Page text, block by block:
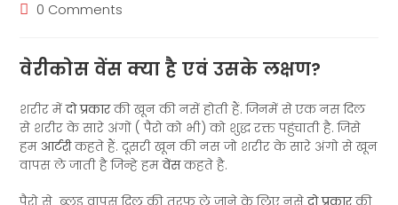
0 Comments
वेरीकोस वेंस क्या है एवं उसके लक्षण?
शरीर मेंदो प्रकारकी खून की नसें होती हैं. जिनमें से एक नस दिल
से शरीर के सारे अंगों ( पैरो को भी) को शुद्ध रक्त पहुंचाती है. जिसे
हम आर्टरीकहते हैं. दूसरी खून की नस जो शरीर के सारे अंगो से खून
वापस ले जाती है जिन्हे हमवेंसकहते है.
पैरो से ब्लड वापस दिल की तरफ ले जाने के लिए नसेदो प्रकारकी